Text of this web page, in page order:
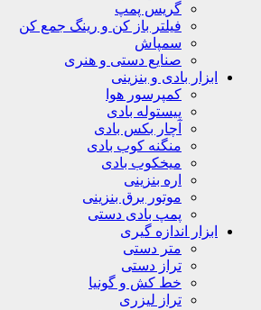
گریس پمپ
فیلتر باز کن و رینگ جمع کن
سمپاش
صنایع دستی و هنری
ابزار بادی و بنزینی
کمپرسور هوا
پیستوله بادی
آچار بکس بادی
منگنه کوب بادی
میخکوب بادی
اره بنزینی
موتور برق بنزینی
پمپ بادی دستی
ابزار اندازه گیری
متر دستی
تراز دستی
خط کش و گونیا
تراز لیزری